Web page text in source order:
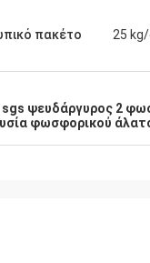
πακέτο 25
sgs ψευδάργυρος 2
φωσφορικού